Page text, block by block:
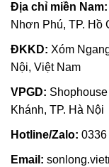
Địa chỉ miền Nam:
Nhơn Phú, TP. Hồ
ĐKKD: Xóm
Nội, Việt Nam
VPGD:
Khánh, TP. Hà Nội
Hotline/Zalo: 0336
Email: